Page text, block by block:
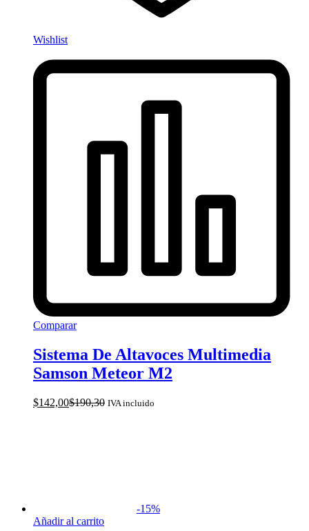
Wishlist
Comparar
Sistema De Altavoces Multimedia
Samson Meteor M2
$142,00$190,30 IVA incluido
-15%
Añadir al carrito